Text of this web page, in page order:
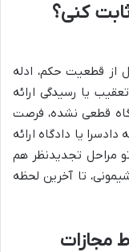
کنی؟
قبل از قطعیت حکم، ادله
یا رسیدگی ارائه
قطعی نشده، فرصت
یا دادگاه ارائه
مراحل تجدیدنظر هم
تا آخرین لحظه
مجازات